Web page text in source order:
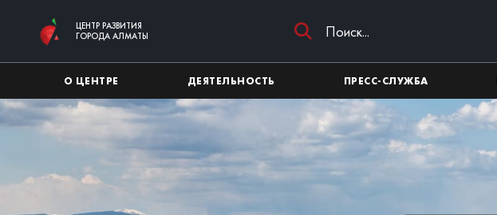
ЦЕНТР РАЗВИТИЯ
ГОРОДА АЛМАТЫ
О ЦЕНТРЕ ДЕЯТЕЛЬНОСТЬ ПРЕСС-СЛУЖБА